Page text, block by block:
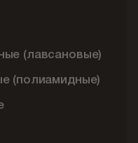
(лавсановые)
(полиамидные)